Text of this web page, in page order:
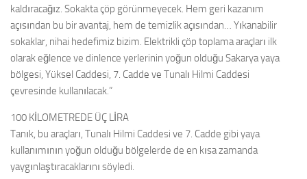
kaldıracağız. Sokakta çöp görünmeyecek. Hem geri kazanım
açısından bu bir avantaj, hem de temizlik açısından… Yıkanabilir
sokaklar, nihai hedefimiz bizim. Elektrikli çöp toplama araçları ilk
olarak eğlence ve dinlence yerlerinin yoğun olduğu Sakarya yaya
bölgesi, Yüksel Caddesi, 7. Cadde ve Tunalı Hilmi Caddesi
çevresinde kullanılacak.”
100 KİLOMETREDE ÜÇ LİRA
Tanık, bu araçları, Tunalı Hilmi Caddesi ve 7. Cadde gibi yaya
kullanımının yoğun olduğu bölgelerde de en kısa zamanda
yaygınlaştıracaklarını söyledi.